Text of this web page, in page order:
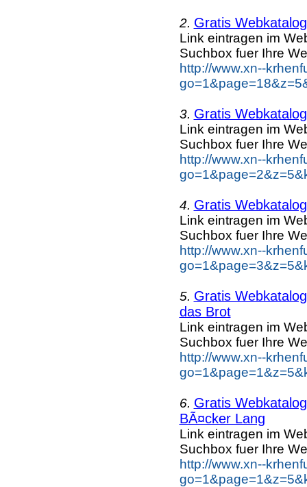
2. Gratis
Link eintragen im
Suchbox fuer Ihre
http://www.xn--
3. Gratis
Link eintragen im
Suchbox fuer Ihre
http://www.xn--
4. Gratis
Link eintragen im
Suchbox fuer Ihre
http://www.xn--
5. Gratis
das Brot
Link eintragen im
Suchbox fuer Ihre
http://www.xn--
6. Gratis
BÃ¤cker Lang
Link eintragen im
Suchbox fuer Ihre
http://www.xn--